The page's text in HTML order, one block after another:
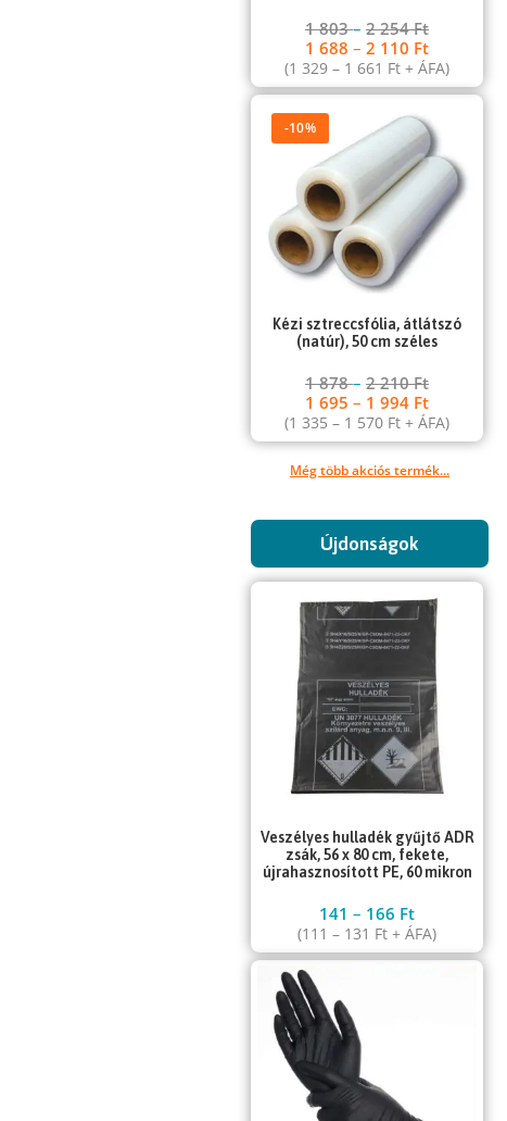
1 803–2 254Ft
1 688–2 110 Ft
(1 329– 1 661 Ft + ÁFA)
-10%
Kézi sztreccsfólia, átlátszó
(natúr), 50 cm széles
1 878–2 210Ft
1 695– 1 994 Ft
(1 335– 1 570 Ft + ÁFA)
Még több akciós termék...
Újdonságok
Veszélyes hulladék gyűjtő ADR
zsák, 56 x 80 cm, fekete,
újrahasznosított PE, 60 mikron
141– 166 Ft
(111– 131 Ft + ÁFA)